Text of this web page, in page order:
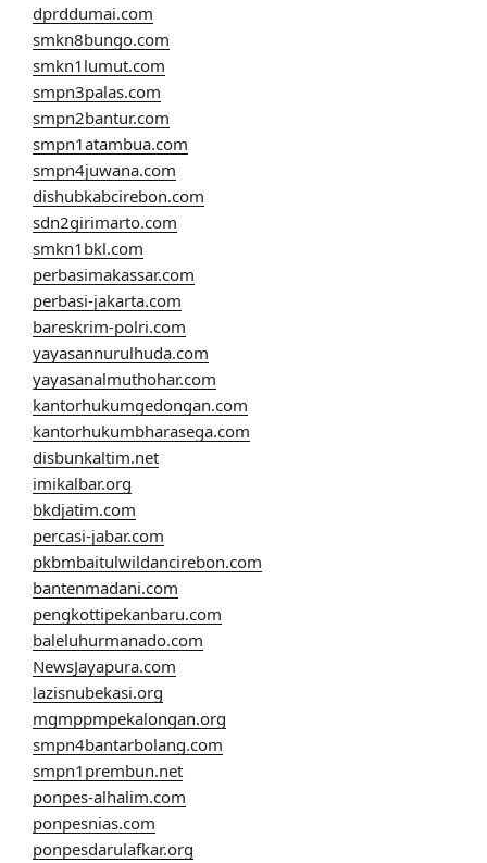
dprddumai.com
smkn8bungo.com
smkn1lumut.com
smpn3palas.com
smpn2bantur.com
smpn1atambua.com
smpn4juwana.com
dishubkabcirebon.com
sdn2girimarto.com
smkn1bkl.com
perbasimakassar.com
perbasi-jakarta.com
bareskrim-polri.com
yayasannurulhuda.com
yayasanalmuthohar.com
kantorhukumgedongan.com
kantorhukumbharasega.com
disbunkaltim.net
imikalbar.org
bkdjatim.com
percasi-jabar.com
pkbmbaitulwildancirebon.com
bantenmadani.com
pengkottipekanbaru.com
baleluhurmanado.com
NewsJayapura.com
lazisnubekasi.org
mgmppmpekalongan.org
smpn4bantarbolang.com
smpn1prembun.net
ponpes-alhalim.com
ponpesnias.com
ponpesdarulafkar.org